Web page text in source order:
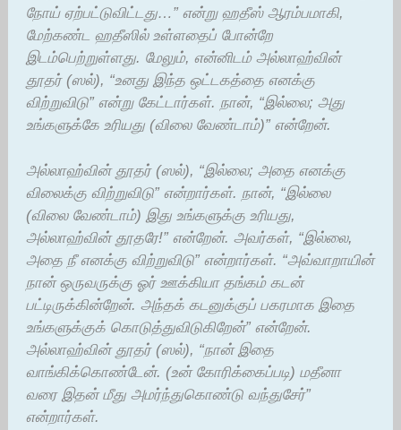
நோய் ஏற்பட்டுவிட்டது…” என்று ஹதீஸ் ஆரம்பமாகி,
மேற்கண்ட ஹதீஸில் உள்ளதைப் போன்றே
இடம்பெற்றுள்ளது. மேலும், என்னிடம் அல்லாஹ்வின்
தூதர் (ஸல்), “உனது இந்த ஒட்டகத்தை எனக்கு
விற்றுவிடு” என்று கேட்டார்கள். நான், “இல்லை; அது
உங்களுக்கே உரியது (விலை வேண்டாம்)” என்றேன்.
அல்லாஹ்வின் தூதர் (ஸல்), “இல்லை; அதை எனக்கு
விலைக்கு விற்றுவிடு” என்றார்கள். நான், “இல்லை
(விலை வேண்டாம்) இது உங்களுக்கு உரியது,
அல்லாஹ்வின் தூதரே!” என்றேன். அவர்கள், “இல்லை,
அதை நீ எனக்கு விற்றுவிடு” என்றார்கள். “அவ்வாறாயின்
நான் ஒருவருக்கு ஓர் ஊக்கியா தங்கம் கடன்
பட்டிருக்கின்றேன். அந்தக் கடனுக்குப் பகரமாக இதை
உங்களுக்குக் கொடுத்துவிடுகிறேன்” என்றேன்.
அல்லாஹ்வின் தூதர் (ஸல்), “நான் இதை
வாங்கிக்கொண்டேன். (உன் கோரிக்கைப்படி) மதீனா
வரை இதன் மீது அமர்ந்துகொண்டு வந்துசேர்”
என்றார்கள்.